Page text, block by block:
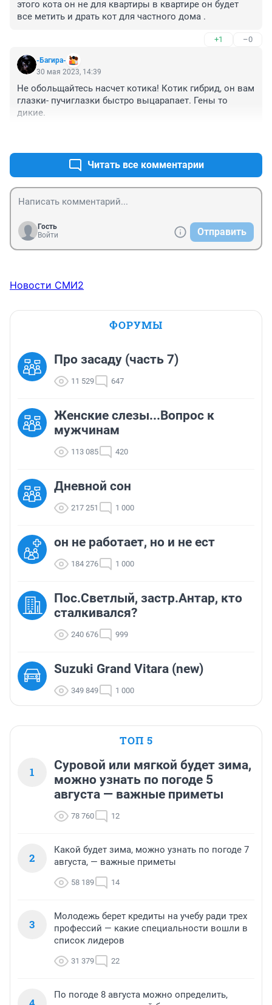
этого кота он не для квартиры в квартире он будет
все метить и драть кот для частного дома .
+1 –0
-Багира-
30 мая 2023, 14:39
Не обольщайтесь насчет котика! Котик гибрид, он вам
глазки- пучиглазки быстро выцарапает. Гены то
дикие.
Читать все комментарии
Гость
Войти
Отправить
Новости СМИ2
ФОРУМЫ
Про засаду (часть 7)
11 529 647
Женские слезы...Вопрос к
мужчинам
113 085 420
Дневной сон
217 251 1 000
он не работает, но и не ест
184 276 1 000
Пос.Светлый, застр.Антар, кто
сталкивался?
240 676 999
Suzuki Grand Vitara (new)
349 849 1 000
ТОП 5
1
Суровой или мягкой будет зима,
можно узнать по погоде 5
августа — важные приметы
78 760 12
2
Какой будет зима, можно узнать по погоде 7
августа, — важные приметы
58 189 14
3
Молодежь берет кредиты на учебу ради трех
профессий — какие специальности вошли в
список лидеров
31 379 22
По погоде 8 августа можно определить,